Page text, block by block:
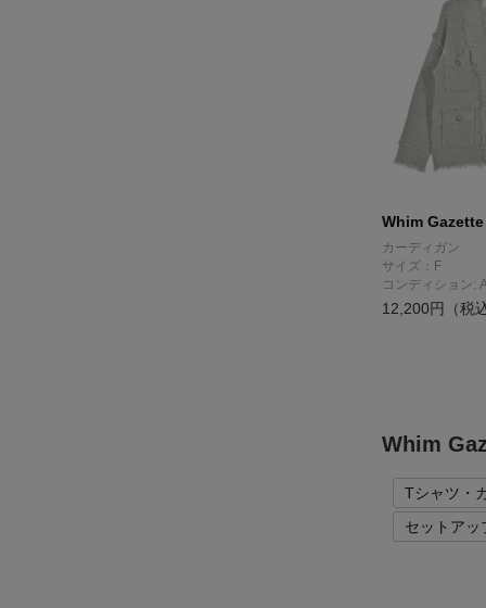
Whim Gazette
カーディガン
サイズ：F
コンディション:
12,200円（税
Whim
Tシャツ・
セットアッ